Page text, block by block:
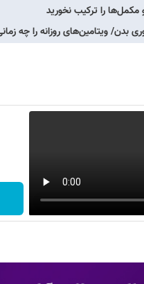
مکمل‌ها را ترکیب نخورید